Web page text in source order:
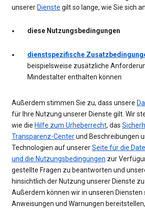
unsererDienste gilt so lange, wie Sie sich
diese Nutzungsbedingungen
dienstspezifische
beispielsweise zusätzliche
Mindestalter enthalten können
Außerdem stimmen Sie zu, dass unsere
für Ihre Nutzung unserer Dienste gilt. Wir
wie die Hilfe zum Urheberrecht, das
Transparenz-Centerund Beschreibungen
Technologien auf unsererSeite für die
und die Nutzungsbedingungen zur
gestellte Fragen zu beantworten und
hinsichtlich der Nutzung unserer Dienste zu
Außerdem können wir in unseren Diensten
Anweisungen und Warnungen